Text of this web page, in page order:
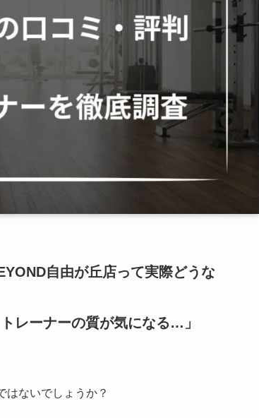
自由が丘店って実際どうな
レーナーの質が気になる…」
はないでしょうか？